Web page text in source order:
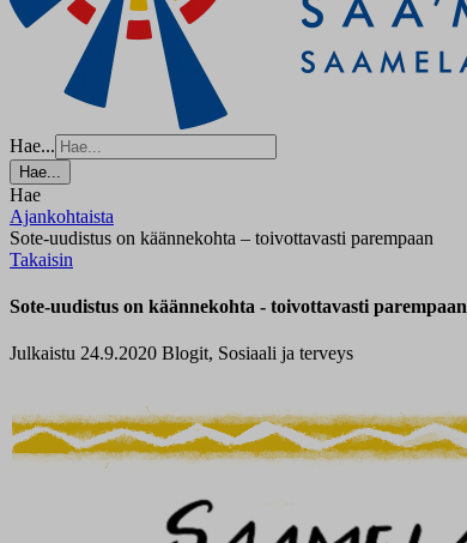
Hae...
Hae...
Hae
Ajankohtaista
Sote-uudistus on käännekohta – toivottavasti parempaan
Takaisin
Sote-uudistus on käännekohta - toivottavasti parempaan
Julkaistu 24.9.2020 Blogit, Sosiaali ja terveys